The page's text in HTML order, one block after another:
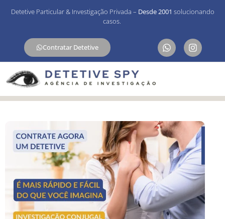
Detetive Particular & Investigação Privada – Desde 2001 solucionando
casos.
Contratar Detetive